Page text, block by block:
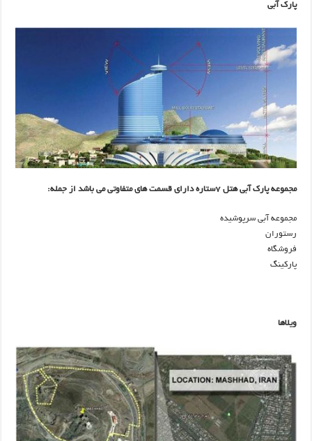
پارک آبی
مجموعه پارک آبی هتل ۷ستاره دارای قسمت های متفاوتی می باشد از جمله:
مجموعه آبی سرپوشیده
رستوران
فروشگاه
پارکینگ
ویلاها